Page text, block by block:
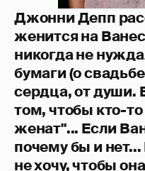
Джонни Депп
женится на
никогда не
бумаги (о
сердца, от души.
том, чтобы кто-
женат"... Если
почему бы и
не хочу, чтобы